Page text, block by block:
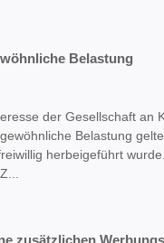
Belastung
der Gesellschaft an
Belastung
herbeigeführt
zusätzlichen